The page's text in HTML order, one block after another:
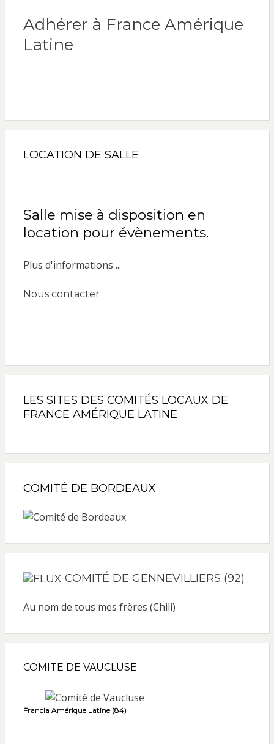
Adhérer à France Amérique
Latine
LOCATION DE SALLE
Salle mise à disposition en
location pour évènements.
Plus d'informations ...
Nous contacter
LES SITES DES COMITÉS LOCAUX DE
FRANCE AMÉRIQUE LATINE
COMITÉ DE BORDEAUX
COMITÉ DE GENNEVILLIERS (92)
Au nom de tous mes frères (Chili)
COMITE DE VAUCLUSE
Francia Amérique Latine (84)